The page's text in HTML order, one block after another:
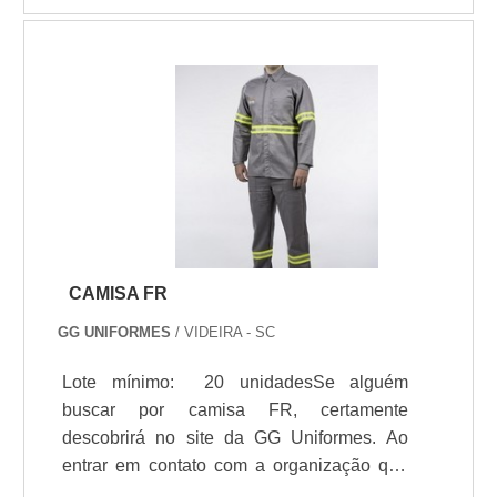
faz, o que garante uma entrega de
excelência de ponta a ponta.
de um equipamento minimiza ou elimina o
consequentemente, reduz
consideravelmente prejuízos humanos e
patrimoniais resultantes de um acidente
gerado pelo colapso estrutural do
CAMISA FR
GG UNIFORMES / VIDEIRA - SC
Lote mínimo: 20 unidadesSe alguém
buscar por camisa FR, certamente
descobrirá no site da GG Uniformes. Ao
entrar em contato com a organização que